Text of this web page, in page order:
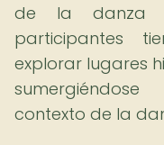
de la danza
participantes
explorar lugares
contexto de la